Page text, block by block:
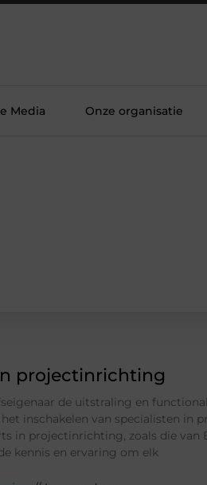
Media Onze organisatie
projectinrichting
de uitstraling en
inschakelen van specialisten in
in projectinrichting, zoals die
kennis en ervaring om elk